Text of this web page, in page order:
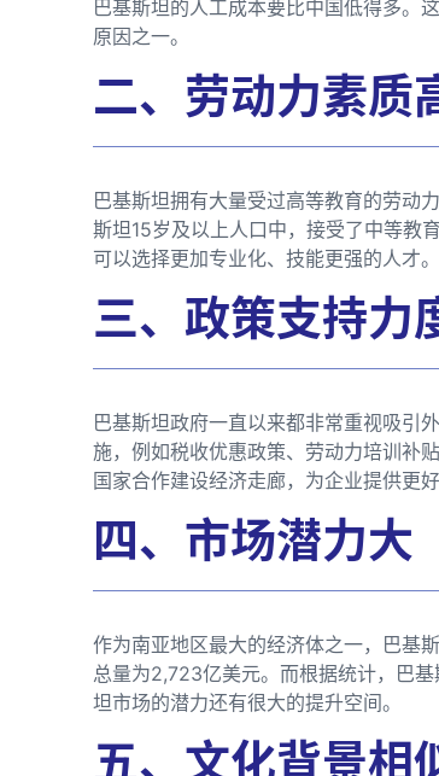
巴基斯坦的人工成本要比中国低得多。
原因之一。
二、劳动力素质
巴基斯坦拥有大量受过高等教育的劳动
斯坦15岁及以上人口中，接受了中等教
可以选择更加专业化、技能更强的人才。
三、政策支持力
巴基斯坦政府一直以来都非常重视吸引
施，例如税收优惠政策、劳动力培训补
国家合作建设经济走廊，为企业提供更好
四、市场潜力大
作为南亚地区最大的经济体之一，巴基
总量为2,723亿美元。而根据统计，巴
坦市场的潜力还有很大的提升空间。
五、文化背景相